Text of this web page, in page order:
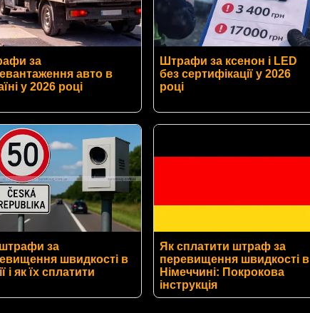
за
авто в
у 2026 році
Штрафи за ксенон і LED
без сертифікації у 2026
році
за
швидкості в
і як їх сплатити
Як сплатити штраф за
перевищення швидкості в
Німеччині: Покрокова
інструкція